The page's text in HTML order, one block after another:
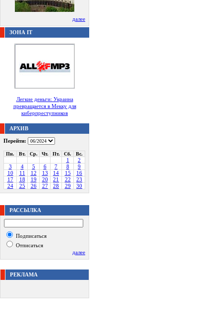
далее
ЗОНА IT
Легкие деньги: Украина
превращается в Мекку для
киберпреступников
АРХИВ
Перейти:
Пн. Вт. Ср. Чт. Пт. Сб. Вс.
1
2
3
4 5 6 7 8
9
10
11 12 13 14 15
16
17
18 19 20 21 22
23
24
25 26 27 28 29 30
РАССЫЛКА
Подписаться
Отписаться
далее
РЕКЛАМА